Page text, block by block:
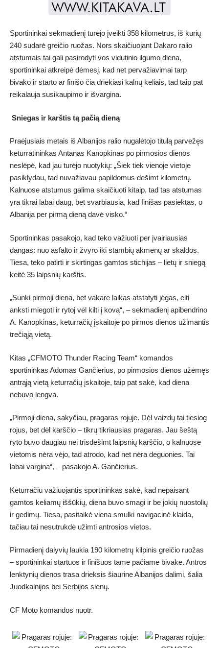
Sportininkai sekmadienį turėjo įveikti 358 kilometrus, iš kurių
240 sudarė greičio ruožas. Nors skaičiuojant Dakaro ralio
atstumais tai gali pasirodyti vos vidutinio ilgumo diena,
sportininkai atkreipė dėmesį, kad net pervažiavimai tarp
bivako ir starto ar finišo čia driekiasi kalnų keliais, tad taip pat
reikalauja susikaupimo ir išvargina.
Sniegas ir karštis tą pačią dieną
Praėjusiais metais iš Albanijos ralio nugalėtojo titulą parvežęs
keturratininkas Antanas Kanopkinas po pirmosios dienos
neslėpė, kad jau turėjo nuotykių: „Šiek tiek vienoje vietoje
pasiklydau, tad nuvažiavau papildomus dešimt kilometrų.
Kalnuose atstumus galima skaičiuoti kitaip, tad tas atstumas
yra tikrai labai daug, bet svarbiausia, kad finišas pasiektas, o
Albanija per pirmą dieną davė visko.“
Sportininkas pasakojo, kad teko važiuoti per įvairiausias
dangas: nuo asfalto ir žvyro iki stambių akmenų ar skaldos.
Tiesa, teko patirti ir skirtingas gamtos stichijas – lietų ir sniegą
keitė 35 laipsnių karštis.
„Sunki pirmoji diena, bet vakare laikas atstatyti jėgas, eiti
anksti miegoti ir rytoj vėl kilti į kovą“, – sekmadienį apibendrino
A. Kanopkinas, keturračių įskaitoje po pirmos dienos užimantis
trečiąją vietą.
Kitas „CFMOTO Thunder Racing Team“ komandos
sportininkas Adomas Gančierius, po pirmosios dienos užėmęs
antrąją vietą keturračių įskaitoje, taip pat sakė, kad diena
nebuvo lengva.
„Pirmoji diena, sakyčiau, pragaras rojuje. Dėl vaizdų tai tiesiog
rojus, bet dėl karščio – tikrų tikriausias pragaras. Jau šeštą
ryto buvo daugiau nei trisdešimt laipsnių karščio, o kalnuose
vietomis nėra vėjo, tad atrodo, kad net nėra deguonies. Tai
labai vargina“, – pasakojo A. Gančierius.
Keturračiu važiuojantis sportininkas sakė, kad nepaisant
gamtos keliamų iššūkių, diena buvo smagi ir be jokių nuostolių
ir gedimų. Tiesa, pasitaikė viena smulki navigacinė klaida,
tačiau tai nesutrukdė užimti antrosios vietos.
Pirmadienį dalyvių laukia 190 kilometrų kilpinis greičio ruožas
– sportininkai startuos ir finišuos tame pačiame bivake. Antros
lenktynių dienos trasa drieksis šiaurine Albanijos dalimi, šalia
Juodkalnijos bei Serbijos sienų.
CF Moto komandos nuotr.